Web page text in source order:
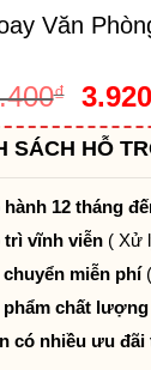
Văn
₫
Giá
gốc
là:
SÁCH HỖ
hành 12 tháng
trì vĩnh viễn ( Xử
chuyển miễn phí
phẩm chất
có nhiều ưu đãi